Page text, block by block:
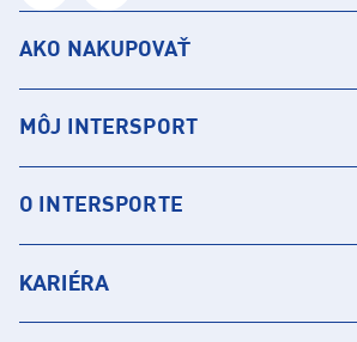
AKO NAKUPOVAŤ
MÔJ INTERSPORT
O INTERSPORTE
KARIÉRA